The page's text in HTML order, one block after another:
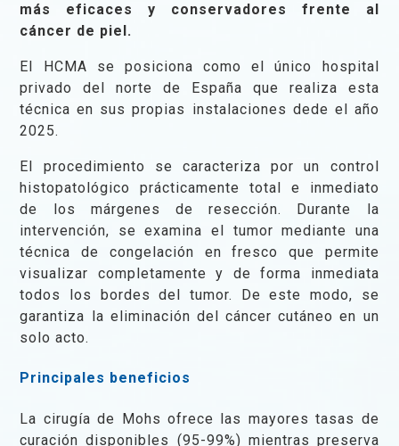
más eficaces y conservadores frente al
cáncer de piel.
El HCMA se posiciona como el único hospital
privado del norte de España que realiza esta
técnica en sus propias instalaciones dede el año
2025.
El procedimiento se caracteriza por un control
histopatológico prácticamente total e inmediato
de los márgenes de resección. Durante la
intervención, se examina el tumor mediante una
técnica de congelación en fresco que permite
visualizar completamente y de forma inmediata
todos los bordes del tumor. De este modo, se
garantiza la eliminación del cáncer cutáneo en un
solo acto.
Principales beneficios
La cirugía de Mohs ofrece las mayores tasas de
curación disponibles (95-99%) mientras preserva